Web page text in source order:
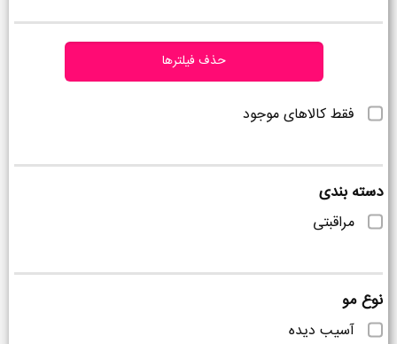
حذف فیلترها
فقط کالاهای موجود
دسته بندی
مراقبتی
نوع مو
آسیب دیده